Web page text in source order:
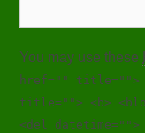
You may use these
href="" title="">
title=""> <b>
<del datetime="">